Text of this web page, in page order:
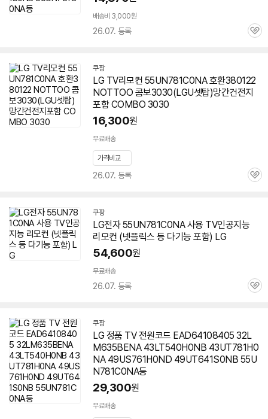
배송비 3,000원
26.07. 등록
관
쿠팡
LG TV리모컨 55UN781C0NA호환380122
NOTTOO 콤보3030(LGU셋탑)망간건전지
포함 COMBO 3030
16,300원
무료배송
가격비교
26.07. 등록
관
쿠팡
LG전자55UN781C0NA사용 TV인공지능
리모컨 (넷플릭스 등 다기능 포함) LG
54,600원
무료배송
26.07. 등록
관
쿠팡
LG 정품 TV 전원코드 EAD64108405 32L
M635BENA 43LT540H0NB 43UT781H0
NA 49US761H0ND 49UT641S0NB 55U
N781C0NA등
29,300원
무료배송